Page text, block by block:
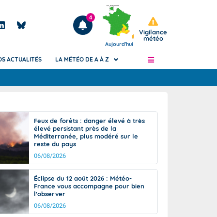
Articles
4
Aujourd'hui
Vigilance
météo
de
Phénomènes dangereux de J+2 à J+7
Avertissement pluies intenses à l'échelle
des communes (Apic)
Bulletins Marine
d'avalanche
Météo des forêts
Vigicrues
ACTUALITÉS LA MÉTÉO DE A À Z
Feux de forêts : danger élevé à très
élevé persistant près de la
Méditerranée, plus modéré sur le
reste du pays
06/08/2026
Éclipse du 12 août 2026 : Météo-
France vous accompagne pour bien
l'observer
06/08/2026